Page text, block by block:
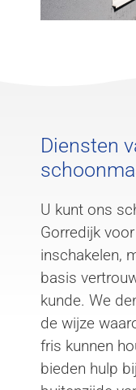
Diensten
U kunt ons
Gorredijk
inschakelen,
basis
kunde. We
de wijze
fris kunnen
bieden hulp